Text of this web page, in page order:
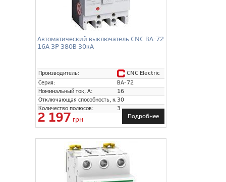
Автоматический выключатель CNC ВА-72
16А 3P 380В 30кА
Производитель:
CNC Electric
Серия:
ВА-72
Номинальный ток, А:
16
Отключающая способность, кА:30
Количество полюсов:
3
2 197 грн Подробнее